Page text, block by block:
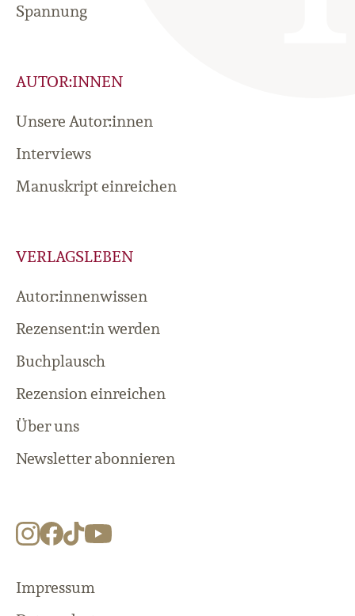
Spannung
AUTOR:INNEN
Unsere Autor:innen
Interviews
Manuskript einreichen
VERLAGSLEBEN
Autor:innenwissen
Rezensent:in werden
Buchplausch
Rezension einreichen
Über uns
Newsletter abonnieren
Impressum